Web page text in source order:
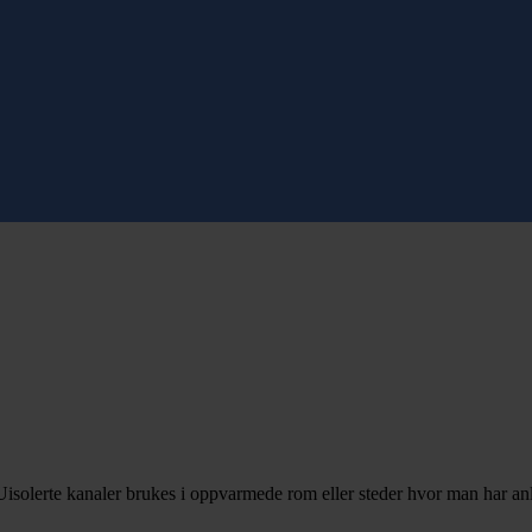
kanaler brukes i oppvarmede rom eller steder hvor man har